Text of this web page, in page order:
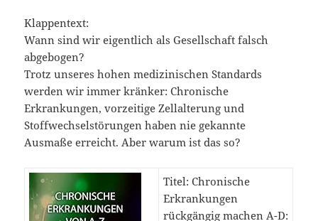
Klappentext:
Wann sind wir eigentlich als Gesellschaft falsch
abgebogen?
Trotz unseres hohen medizinischen Standards
werden wir immer kränker: Chronische
Erkrankungen, vorzeitige Zellalterung und
Stoffwechselstörungen haben nie gekannte
Ausmaße erreicht. Aber warum ist das so?
Titel: Chronische
Erkrankungen
rückgängig machen A-D: